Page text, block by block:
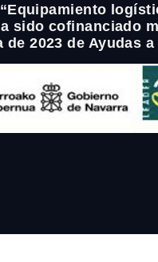
sido cofinanciado
2023 de Ayudas